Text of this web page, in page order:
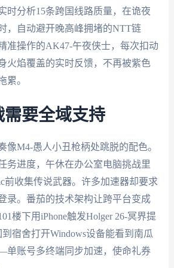
时分析15条跨国线路质量，在诡夜
，自动避开晚高峰拥堵的NTT链
准操作的AK47-午夜侠士，每次扣动
火焰覆盖的实时反馈，不再被紫色
累。
需要全域支持
像M4-愚人小丑枪柄处跳脱的配色。
务进度，午休在办公室电脑挑战里
前收集传说武器。许多加速器却要求
录。番茄的技术架构让跨平台变成
楼下用iPhone触发Holger 26-冥界提
宿舍打开Windows设备能看到南瓜
账号多终端同步加速，使命礼券